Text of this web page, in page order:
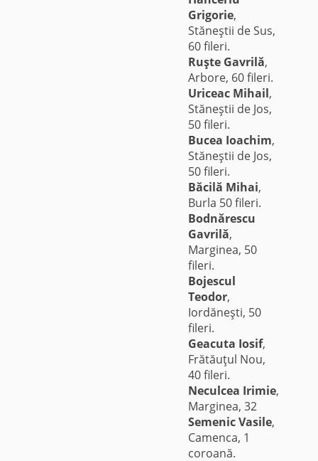
Grigorie,
Stăneştii de Sus,
60 fileri.
Ruşte Gavrilă,
Arbore, 60 fileri.
Uriceac Mihail,
Stăneştii de Jos,
50 fileri.
Bucea Ioachim,
Stăneştii de Jos,
50 fileri.
Băcilă Mihai,
Burla 50 fileri.
Bodnărescu
Gavrilă,
Marginea, 50
fileri.
Bojescul
Teodor,
Iordăneşti, 50
fileri.
Geacuta Iosif,
Frătăuţul Nou,
40 fileri.
Neculcea Irimie,
Marginea, 32
Semenic Vasile,
Camenca, 1
coroană.